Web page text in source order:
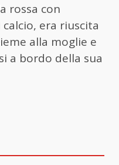
rossa con
era riuscita
alla moglie e
a bordo della sua